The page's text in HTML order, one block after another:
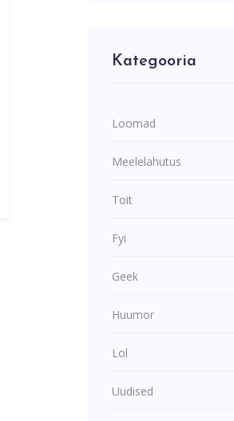
Kategooria
Loomad
Meelelahutus
Toit
Fyi
Geek
Huumor
Lol
Uudised